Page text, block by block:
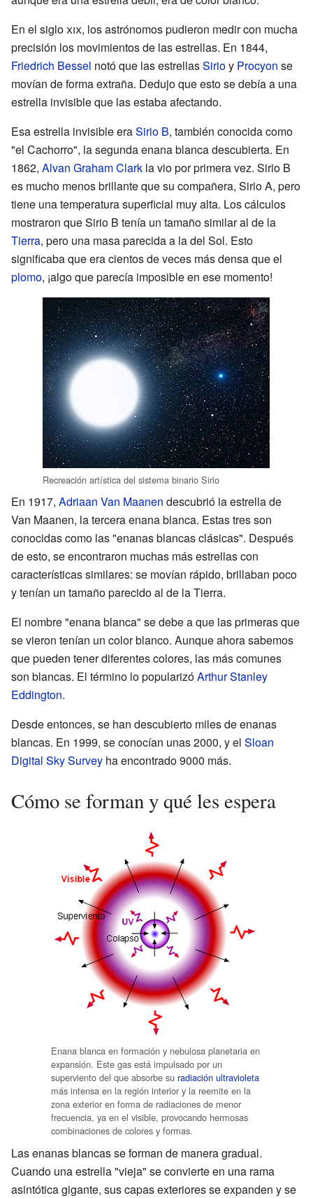
En el sigloxix, los astrónomos pudieron medir con mucha
precisión los movimientos de las estrellas. En 1844,
Friedrich Bessel notó que las estrellasSirioy Procyon se
movían de forma extraña. Dedujo que esto se debía a una
estrella invisible que las estaba afectando.
Esa estrella invisible eraSirio B, también conocida como
"el Cachorro", la segunda enana blanca descubierta. En
1862, Alvan Graham Clark la vio por primera vez. Sirio B
es mucho menos brillante que su compañera, Sirio A, pero
tiene una temperatura superficial muy alta. Los cálculos
mostraron que Sirio B tenía un tamaño similar al de la
Tierra, pero una masa parecida a la del Sol. Esto
significaba que era cientos de veces más densa que el
plomo, ¡algo que parecía imposible en ese momento!
Recreación artística del sistema binario Sirio
En 1917, Adriaan Van Maanen descubrió la estrella de
Van Maanen, la tercera enana blanca. Estas tres son
conocidas como las "enanas blancas clásicas". Después
de esto, se encontraron muchas más estrellas con
características similares: se movían rápido, brillaban poco
y tenían un tamaño parecido al de la Tierra.
El nombre "enana blanca" se debe a que las primeras que
se vieron tenían un color blanco. Aunque ahora sabemos
que pueden tener diferentes colores, las más comunes
son blancas. El término lo popularizóArthur Stanley
Eddington.
Desde entonces, se han descubierto miles de enanas
blancas. En 1999, se conocían unas 2000, y el Sloan
Digital Sky Survey ha encontrado 9000 más.
Cómo se forman y qué les espera
Enana blanca en formación y nebulosa planetaria en
expansión. Este gas está impulsado por un
superviento del que absorbe su radiación ultravioleta
más intensa en la región interior y la reemite en la
zona exterior en forma de radiaciones de menor
frecuencia, ya en el visible, provocando hermosas
combinaciones de colores y formas.
Las enanas blancas se forman de manera gradual.
Cuando una estrella "vieja" se convierte en una rama
asintótica gigante, sus capas exteriores se expanden y se